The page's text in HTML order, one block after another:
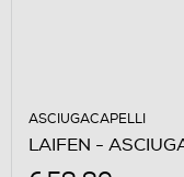
ASCIUGACAPELLI
LAIFEN -